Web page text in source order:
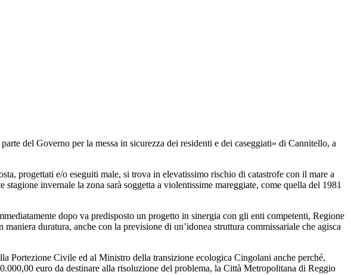
del Governo per la messa in sicurezza dei residenti e dei caseggiati» di Cannitello, a
progettati e/o eseguiti male, si trova in elevatissimo rischio di catastrofe con il mare a
invernale la zona sarà soggetta a violentissime mareggiate, come quella del 1981
dopo va predisposto un progetto in sinergia con gli enti competenti, Regione
duratura, anche con la previsione di un’idonea struttura commissariale che agisca
Portezione Civile ed al Ministro della transizione ecologica Cingolani anche perché,
euro da destinare alla risoluzione del problema, la Città Metropolitana di Reggio